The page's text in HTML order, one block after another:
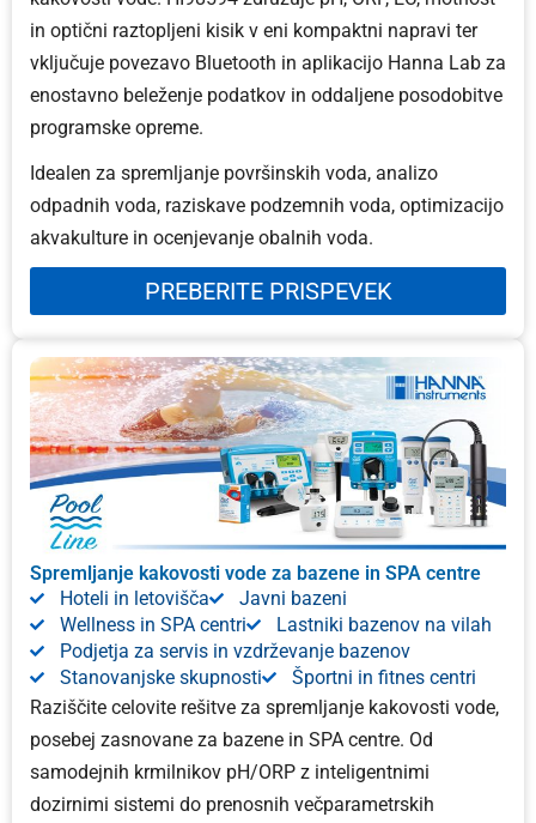
in optični raztopljeni kisik v eni kompaktni napravi ter
vključuje povezavo Bluetooth in aplikacijo Hanna Lab za
enostavno beleženje podatkov in oddaljene posodobitve
programske opreme.
Idealen za spremljanje površinskih voda, analizo
odpadnih voda, raziskave podzemnih voda, optimizacijo
akvakulture in ocenjevanje obalnih voda.
PREBERITE PRISPEVEK
Spremljanje kakovosti vode za bazene in SPA centre
Hoteli in letovišča
Javni bazeni
Wellness in SPA centri
Lastniki bazenov na vilah
Podjetja za servis in vzdrževanje bazenov
Stanovanjske skupnosti
Športni in fitnes centri
Raziščite celovite rešitve za spremljanje kakovosti vode,
posebej zasnovane za bazene in SPA centre. Od
samodejnih krmilnikov pH/ORP z inteligentnimi
dozirnimi sistemi do prenosnih večparametrskih